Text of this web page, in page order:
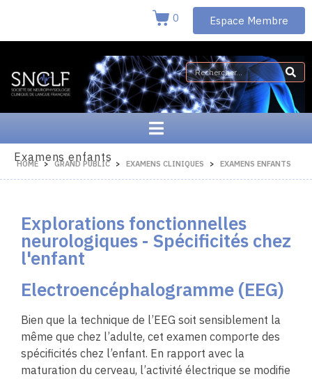
0 Espace Membre
Examens enfants
HOME GRAND PUBLIC EXAMENS CLINIQUES EXAMENS ENFANTS
Explorations fonctionnelles
neurologiques - Spécificités chez
l'enfant
Electroencéphalogramme (EEG)
Bien que la technique de l’EEG soit sensiblement la
même que chez l’adulte, cet examen comporte des
spécificités chez l’enfant. En rapport avec la
maturation du cerveau, l’activité électrique se modifie